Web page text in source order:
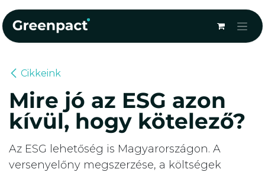
Cikkeink
Mire jó az ESG azon
kívül, hogy kötelező?
Az ESG lehetőség is Magyarországon. A
versenyelőny megszerzése, a költségek